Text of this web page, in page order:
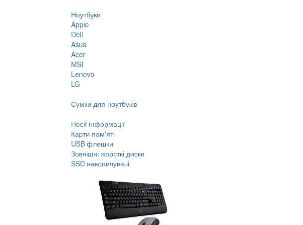
Ноутбуки
Apple
Dell
Asus
Acer
MSI
Lenovo
LG
Сумки для ноутбуків
Носії інформації
Карти пам'яті
USB флешки
Зовнішні жорсткі диски
SSD накопичувачі